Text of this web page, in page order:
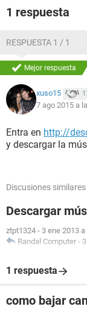
1 respuesta
RESPUESTA 1 / 1
Mejor respuesta
xuso15
7 ago 2015 a
Entra en http://
y descargar la
Discusiones similares
Descargar
ztpt1324 - 3 ene 2013
Randal Computer -
1 respuesta
como bajar